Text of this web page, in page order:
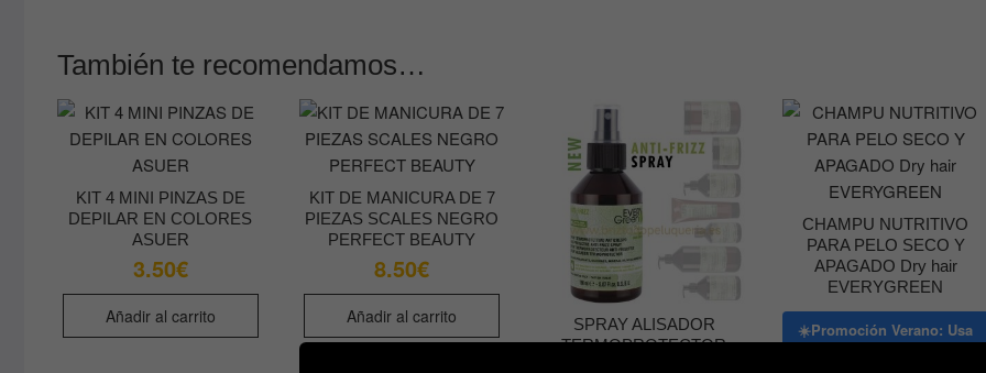
También te recomendamos…
KIT 4 MINI PINZAS DE
DEPILAR EN COLORES
ASUER
3.50€
Añadir al carrito
KIT DE MANICURA DE 7
PIEZAS SCALES NEGRO
PERFECT BEAUTY
8.50€
Añadir al carrito
SPRAY ALISADOR
TERMOPROTECTOR
CHAMPU NUTRITIVO
PARA PELO SECO Y
APAGADO Dry hair
EVERYGREEN
☀️Promoción Verano: Usa